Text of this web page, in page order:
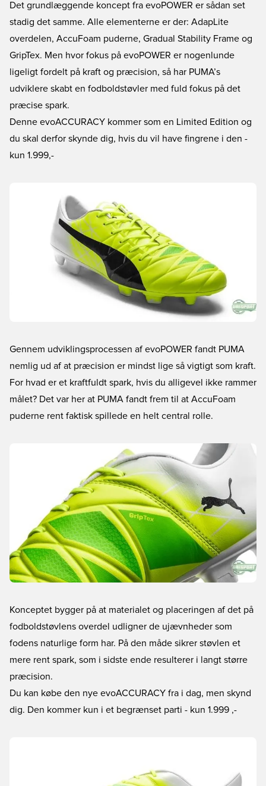
Det grundlæggende koncept fra evoPOWER er sådan set
stadig det samme. Alle elementerne er der: AdapLite
overdelen, AccuFoam puderne, Gradual Stability Frame og
GripTex. Men hvor fokus på evoPOWER er nogenlunde
ligeligt fordelt på kraft og præcision, så har PUMA’s
udviklere skabt en fodboldstøvler med fuld fokus på det
præcise spark.
Denne evoACCURACY kommer som en Limited Edition og
du skal derfor skynde dig, hvis du vil have fingrene i den -
kun 1.999,-
Gennem udviklingsprocessen af evoPOWER fandt PUMA
nemlig ud af at præcision er mindst lige så vigtigt som kraft.
For hvad er et kraftfuldt spark, hvis du alligevel ikke rammer
målet? Det var her at PUMA fandt frem til at AccuFoam
puderne rent faktisk spillede en helt central rolle.
Konceptet bygger på at materialet og placeringen af det på
fodboldstøvlens overdel udligner de ujævnheder som
fodens naturlige form har. På den måde sikrer støvlen et
mere rent spark, som i sidste ende resulterer i langt større
præcision.
Du kan købe den nye evoACCURACY fra i dag, men skynd
dig. Den kommer kun i et begrænset parti - kun 1.999 ,-